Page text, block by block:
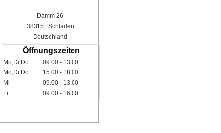
Damm 26
38315 Schladen
Deutschland
Öffnungszeiten
Mo,Di,Do
09.00 - 13.00
Mo,Di,Do
15.00 - 18.00
Mi
09.00 - 13.00
Fr
09.00 - 16.00